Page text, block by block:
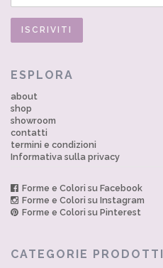
ESPLORA
about
shop
showroom
contatti
termini e condizioni
Informativa sulla privacy
Forme e Colori su Facebook
Forme e Colori su Instagram
Forme e Colori su Pinterest
CATEGORIE PRODOTTI